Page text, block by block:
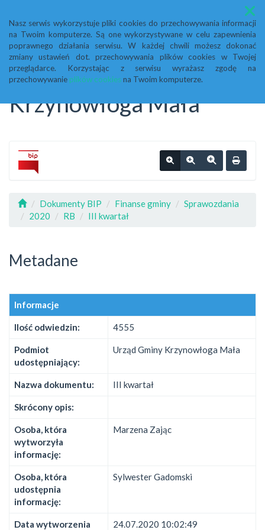
Nasz serwis wykorzystuje pliki cookies do przechowywania informacji
na Twoim komputerze. Są one wykorzystywane w celu zapewnienia
poprawnego działania serwisu. W każdej chwili możesz dokonać
zmiany ustawień dot. przechowywania plików cookies w Twojej
przeglądarce. Korzystając z serwisu wyrażasz zgodę na
przechowywanie plików cookiesna Twoim komputerze.
Menu
Biuletyn Informacji
Publicznej Urząd Gminy
Krzynowłoga Mała
Dokumenty BIP Finanse gminy
Sprawozdania
2020
RB III kwartał
Metadane
Informacje
Ilość odwiedzin: 4555
Podmiot
udostępniający:
Urząd Gminy Krzynowłoga Mała
Nazwa dokumentu: III kwartał
Skrócony opis:
Osoba, która
wytworzyła
informację:
Marzena Zając
Osoba, która
udostępnia
informację:
Sylwester Gadomski
Data wytworzenia 24.07.2020 10:02:49